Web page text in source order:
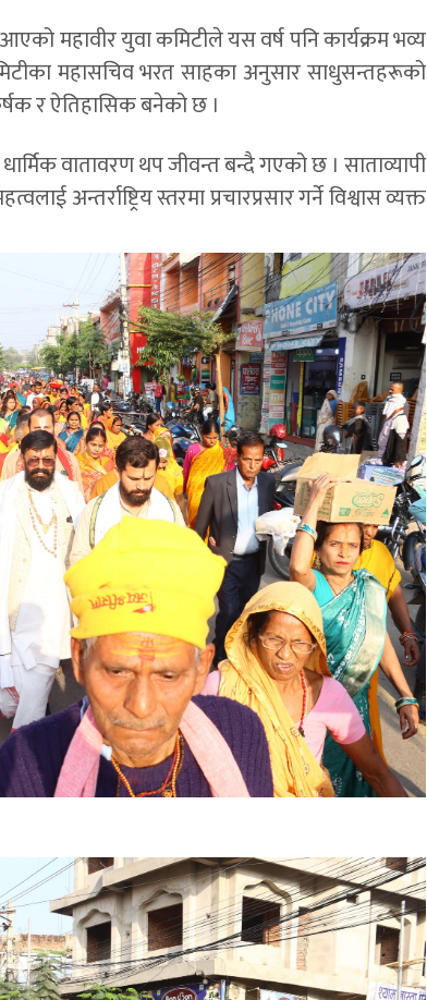
महावीर युवा कमिटीले यस वर्ष पनि कार्यक्रम भव्य
महासचिव भरत साहका अनुसार साधुसन्तहरूको
र ऐतिहासिक बनेको छ ।
वातावरण थप जीवन्त बन्दै गएको छ । साताव्यापी
अन्तर्राष्ट्रिय स्तरमा प्रचारप्रसार गर्ने विश्वास व्यक्त